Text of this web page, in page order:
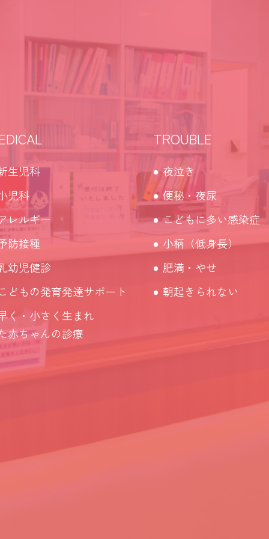
生児科
児科
レルギー
防接種
幼児健診
どもの発育発達サポート
く・小さく生まれ
赤ちゃんの診療
TROUBLE
夜泣き
便秘・夜尿
こどもに多い感染症
小柄（低身長）
肥満・やせ
朝起きられない